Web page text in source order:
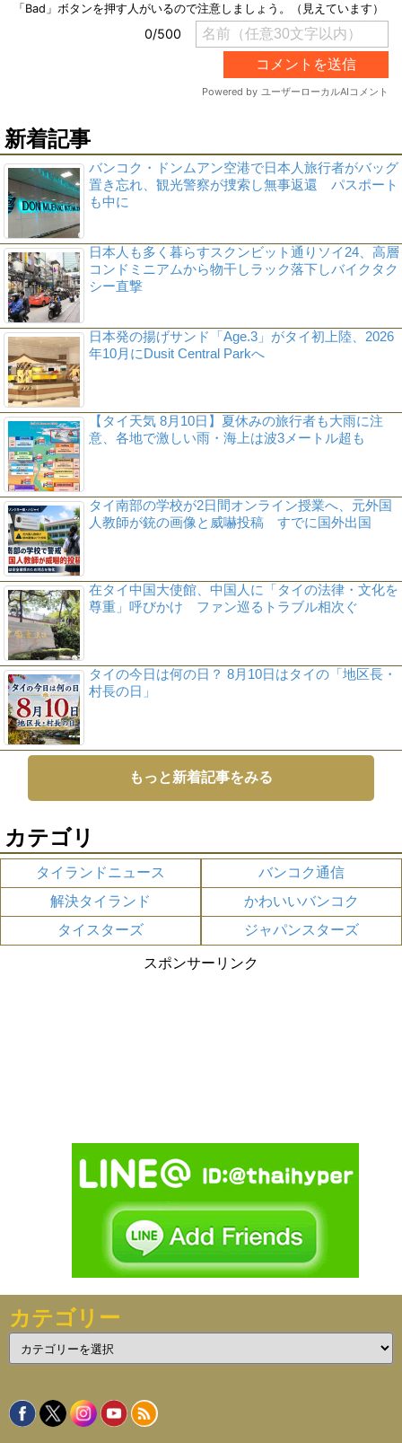
新着記事
バンコク・ドンムアン空港で日本人旅行者がバッグ
置き忘れ、観光警察が捜索し無事返還 パスポート
も中に
日本人も多く暮らすスクンビット通りソイ24、高層
コンドミニアムから物干しラック落下しバイクタク
シー直撃
日本発の揚げサンド「Age.3」がタイ初上陸、2026
年10月にDusit Central Parkへ
【タイ天気 8月10日】夏休みの旅行者も大雨に注
意、各地で激しい雨・海上は波3メートル超も
タイ南部の学校が2日間オンライン授業へ、元外国
人教師が銃の画像と威嚇投稿 すでに国外出国
在タイ中国大使館、中国人に「タイの法律・文化を
尊重」呼びかけ ファン巡るトラブル相次ぐ
タイの今日は何の日？ 8月10日はタイの「地区長・
村長の日」
もっと新着記事をみる
カテゴリ
タイランドニュース
バンコク通信
解決タイランド
かわいいバンコク
タイスターズ
ジャパンスターズ
スポンサーリンク
カテゴリー
テ
リ
ー